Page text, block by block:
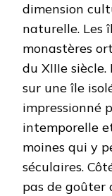
dimension
naturelle. Les
monastères
du XIIIe
sur une île
impressionné
intemporelle
moines qui y
séculaires.
pas de goûter